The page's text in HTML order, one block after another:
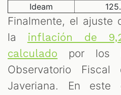
Ideam
Finalmente, el ajuste
la
inflación de
calculado por los
Observatorio
Javeriana. En